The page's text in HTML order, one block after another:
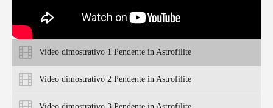
Video dimostrativo 1 Pendente in Astrofilite
Video dimostrativo 2 Pendente in Astrofilite